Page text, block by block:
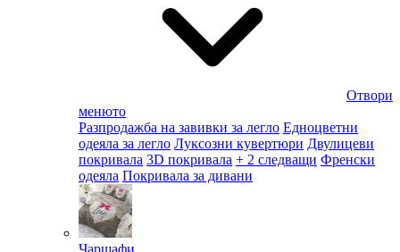
Отвори
менюто
Разпродажба на завивки за легло Едноцветни
одеяла за легло Луксозни кувертюри Двулицеви
покривала 3D покривала + 2 следващи Френски
одеяла Покривала за дивани
Чаршафи